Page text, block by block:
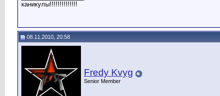
каникулы!!!!!!!!!!!!!!
08.11.2010, 20:58
Fredy Kvyg
Senior Member